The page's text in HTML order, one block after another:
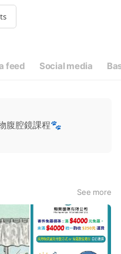
feed Social media
腹腔鏡課程🐾
See more